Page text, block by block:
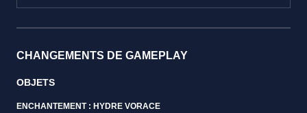
CHANGEMENTS DE GAMEPLAY
OBJETS
ENCHANTEMENT : HYDRE VORACE